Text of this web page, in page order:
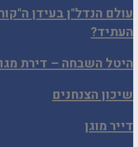
עולם הנדל"ן בעידן
העתיד?
היטל השבחה – דירת
שיכון הצנחנים
דייר מוגן